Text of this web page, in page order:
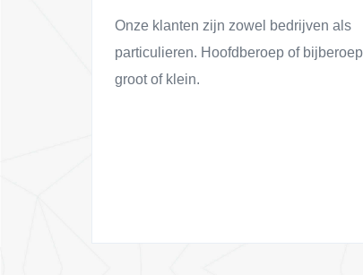
Onze klanten zijn zowel bedrijven als
particulieren. Hoofdberoep of
groot of klein.